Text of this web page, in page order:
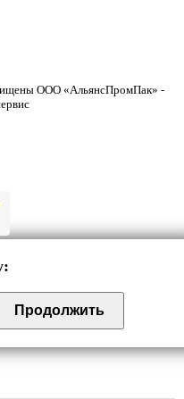
ООО «АльянсПромПак» -
Продолжить